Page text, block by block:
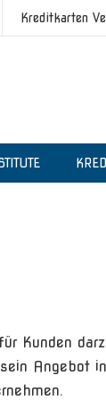
Kreditkarten
Kunden
Angebot